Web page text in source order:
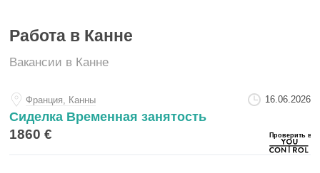
Работа в Канне
Вакансии в Канне
Франция, Канны 16.06.2026
Сиделка Временная занятость
1860 €